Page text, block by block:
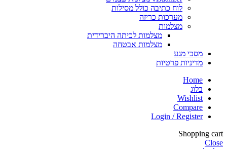
לוח כתיבה כולל מסילות
מערכות כריזה
מצלמות
מצלמות לכיתה היברידית
מצלמות אבטחה
מסכי מגע
מדיניות פרטיות
Home
בלוג
Wishlist
Compare
Login / Register
Shopping cart
Close